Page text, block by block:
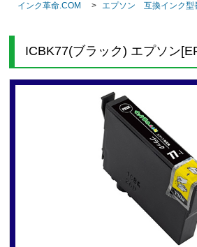
インク革命.COM エプソン 互換インク型
ICBK77(ブラック) エプソン